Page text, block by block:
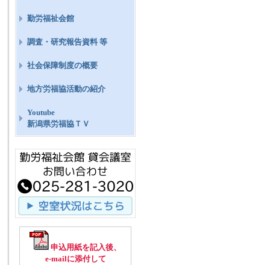
勤労福祉会館
調査・研究報告資料 等
社会保障制度の概要
地方労福協活動の紹介
Youtube
新潟県労福協ＴＶ
申込用紙を記入後、
e-mailに添付して